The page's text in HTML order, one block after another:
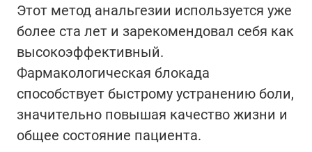
Этот метод анальгезии используется уже
более ста лет и зарекомендовал себя как
высокоэффективный.
Фармакологическая блокада
способствует быстрому устранению боли,
значительно повышая качество жизни и
общее состояние пациента.